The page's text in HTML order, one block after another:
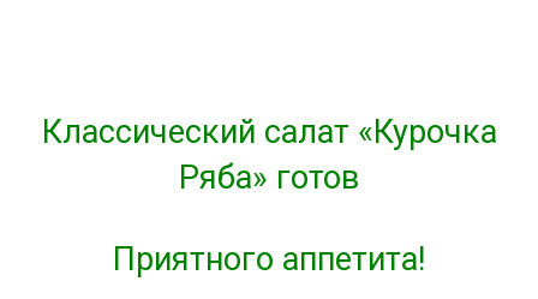
Классический салат «Курочка
Ряба» готов
Приятного аппетита!